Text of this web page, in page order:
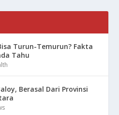
Turun-Temurun? Fakta
Tahu
Berasal Dari Provinsi